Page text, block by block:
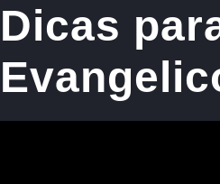
Dicas